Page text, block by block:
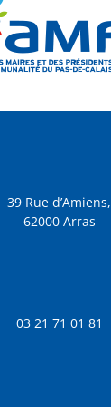
39 Rue d’Amiens,
62000 Arras
03 21 71 01 81